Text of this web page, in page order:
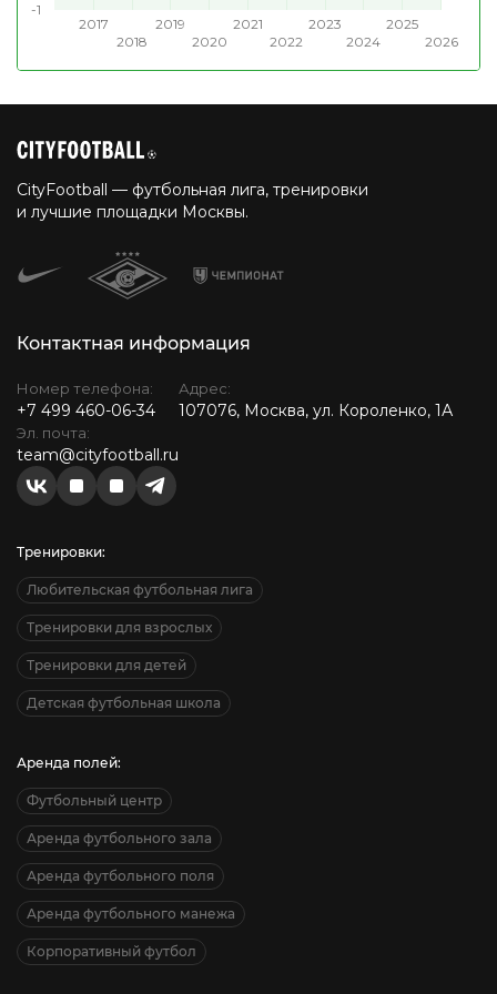
2017
2018
2019
2020
2021
2022
2023
2024
2025
2026
-1
CityFootball — футбольная лига, тренировки
и лучшие площадки Москвы.
Контактная информация
Номер телефона:
+7 499 460-06-34
Эл. почта:
team@cityfootball.ru
Адрес:
107076, Москва, ул. Короленко, 1А
Тренировки:
Любительская футбольная лига
Тренировки для взрослых
Тренировки для детей
Детская футбольная школа
Аренда полей:
Футбольный центр
Аренда футбольного зала
Аренда футбольного поля
Аренда футбольного манежа
Корпоративный футбол